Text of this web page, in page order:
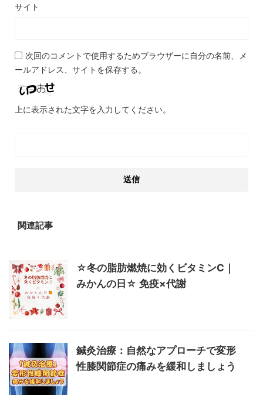
サイト
次回のコメントで使用するためブラウザーに自分の名前、メ
ールアドレス、サイトを保存する。
上に表示された文字を入力してください。
関連記事
☆冬の脂肪燃焼に効くビタミンC｜
みかんの日☆ 免疫×代謝
鍼灸治療：自然なアプローチで変形
性膝関節症の痛みを緩和しましょう